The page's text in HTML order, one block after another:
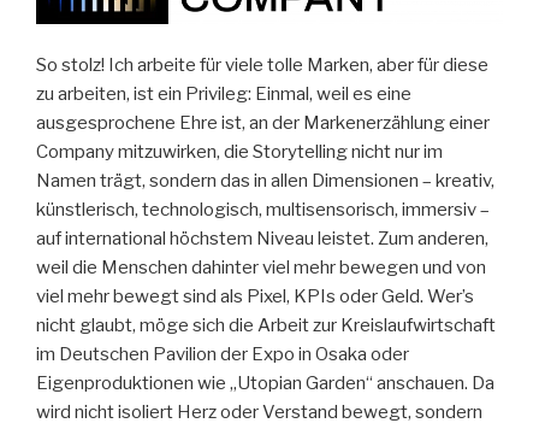
So stolz! Ich arbeite für viele tolle Marken, aber für diese
zu arbeiten, ist ein Privileg: Einmal, weil es eine
ausgesprochene Ehre ist, an der Markenerzählung einer
Company mitzuwirken, die Storytelling nicht nur im
Namen trägt, sondern das in allen Dimensionen – kreativ,
künstlerisch, technologisch, multisensorisch, immersiv –
auf international höchstem Niveau leistet. Zum anderen,
weil die Menschen dahinter viel mehr bewegen und von
viel mehr bewegt sind als Pixel, KPIs oder Geld. Wer’s
nicht glaubt, möge sich die Arbeit zur Kreislaufwirtschaft
im Deutschen Pavilion der Expo in Osaka oder
Eigenproduktionen wie „Utopian Garden“ anschauen. Da
wird nicht isoliert Herz oder Verstand bewegt, sondern